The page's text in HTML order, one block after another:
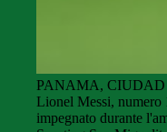
PANAMA, CIUDAD
Lionel Messi, numero
impegnato durante